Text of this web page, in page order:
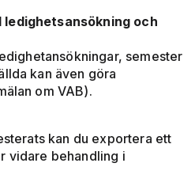
ledighetsansökning och
semester
kan även göra
om VAB).
kan du exportera ett
vidare behandling i